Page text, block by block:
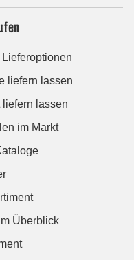
liefern lassen
liefern lassen
im Markt
Überblick